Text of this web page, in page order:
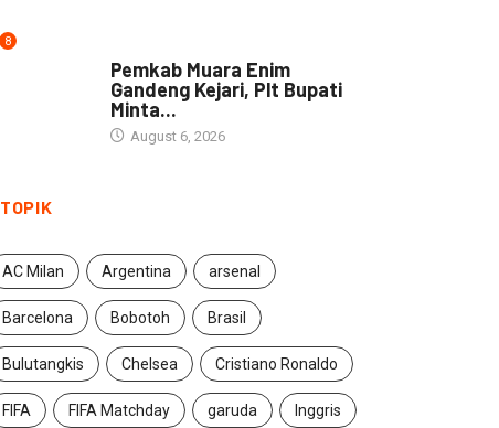
8
Pemkab Muara Enim
Gandeng Kejari, Plt Bupati
Minta...
August 6, 2026
TOPIK
AC Milan Argentina arsenal
Barcelona Bobotoh Brasil
Bulutangkis Chelsea Cristiano Ronaldo
FIFA FIFA Matchday garuda Inggris